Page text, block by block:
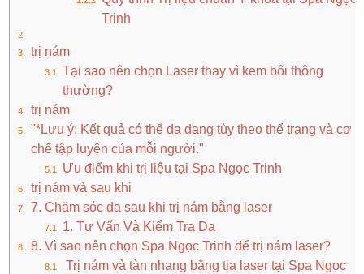
Trinh
trị nám
Tại sao nên chọn Laser thay vì kem bôi thông
thường?
trị nám
"*Lưu ý: Kết quả có thể da dạng tùy theo thể trạng và cơ
chế tập luyện của mỗi người."
Ưu điểm khi trị liệu tại Spa Ngọc Trinh
trị nám và sau khi
7. Chăm sóc da sau khi trị nám bằng laser
1. Tư Vấn Và Kiểm Tra Da
8. Vì sao nên chọn Spa Ngọc Trinh để trị nám laser?
Trị nám và tàn nhang bằng tia laser tại Spa Ngọc